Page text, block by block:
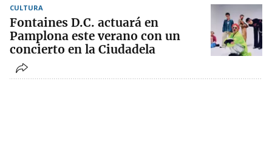
CULTURA
Fontaines D.C. actuará en
Pamplona este verano con un
concierto en la Ciudadela